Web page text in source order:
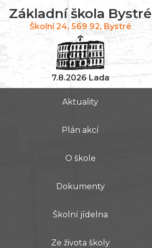
Základní škola Bystré
Školní 24, 569 92, Bystré
7.8.2026 Lada
Aktuality
Plán akcí
O škole
Dokumenty
Školní jídelna
Ze života školy